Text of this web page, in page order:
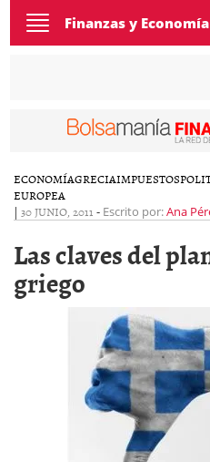
Toggle
navigation
Finanzas y Economía
ECONOMÍAGRECIAIMPUESTOS
EUROPEA
| 30 JUNIO, 2011 - Escrito por:Ana
Las claves del
griego